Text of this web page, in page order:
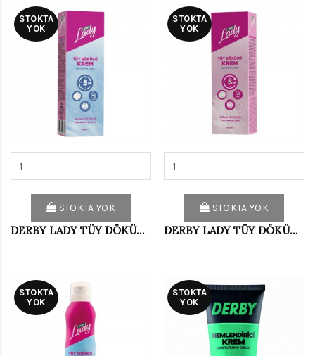
STOKTA
YOK
STOKTA YOK
DERBY LADY TÜY DÖKÜCÜ KREM 100 ML HASSAS
STOKTA
YOK
STOKTA YOK
DERBY LADY TÜY DÖKÜCÜ KREM 100 ML NORMAL
STOKTA
YOK
STOKTA
YOK